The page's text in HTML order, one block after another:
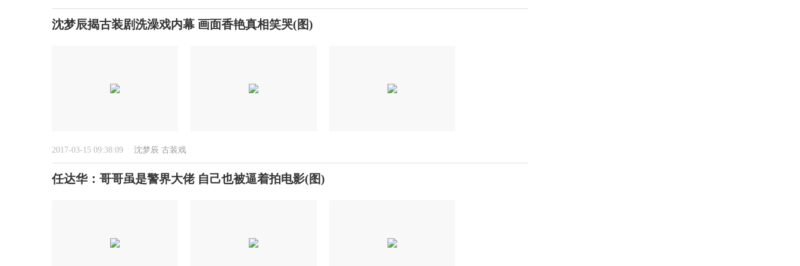
沈梦辰揭古装剧洗澡戏内幕 画面香艳真相笑哭(图)
2017-03-15 09:38:09 沈梦辰 古装戏
任达华：哥哥虽是警界大佬 自己也被逼着拍电影(图)